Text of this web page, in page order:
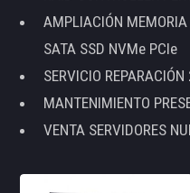
AMPLIACIÓN
SATA SSD NVMe PCIe
SERVICIO
MANTENIMIENTO
VENTA SERVIDORES